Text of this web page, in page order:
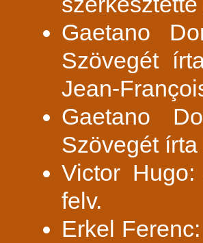
Gaetano
Szövegét
Jean-
Gaetano
Szövegét
Victor
felv.
Erkel